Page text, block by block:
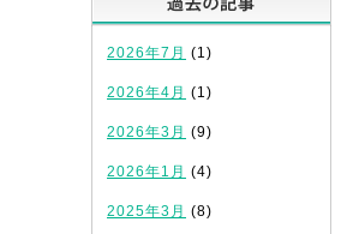
2026年7月 (1)
2026年4月 (1)
2026年3月 (9)
2026年1月 (4)
2025年3月 (8)